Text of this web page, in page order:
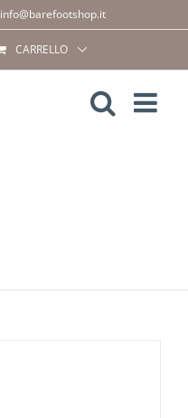
info@barefootshop.it
CARRELLO